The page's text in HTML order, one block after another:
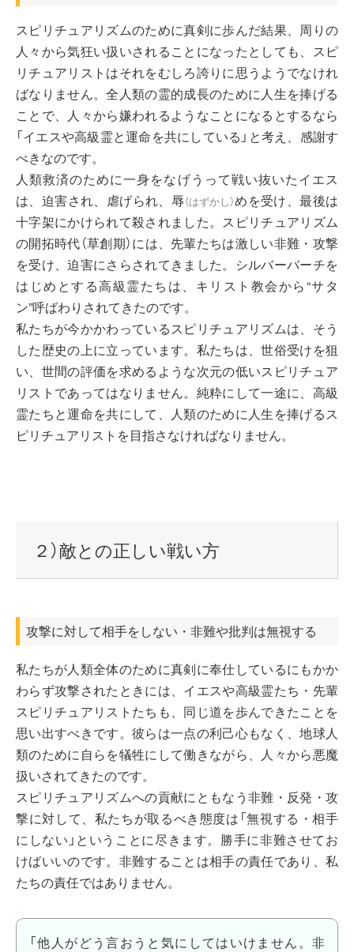
スピリチュアリズムのために真剣に歩んだ結果、周りの
人々から気狂い扱いされることになったとしても、スピ
リチュアリストはそれをむしろ誇りに思うようでなけれ
ばなりません。全人類の霊的成長のために人生を捧げる
ことで、人々から嫌われるようなことになるとするなら
「イエスや高級霊と運命を共にしている」と考え、感謝す
べきなのです。
人類救済のために一身をなげうって戦い抜いたイエス
は、迫害され、虐げられ、 辱（はずかし）めを受け、最後は
十字架にかけられて殺されました。スピリチュアリズム
の開拓時代（草創期）には、先輩たちは激しい非難・攻撃
を受け、迫害にさらされてきました。シルバーバーチを
はじめとする高級霊たちは、キリスト教会から“サタ
ン”呼ばわりされてきたのです。
私たちが今かかわっているスピリチュアリズムは、そう
した歴史の上に立っています。私たちは、世俗受けを狙
い、世間の評価を求めるような次元の低いスピリチュア
リストであってはなりません。純粋にして一途に、高級
霊たちと運命を共にして、人類のために人生を捧げるス
ピリチュアリストを目指さなければなりません。
２）敵との正しい戦い方
攻撃に対して相手をしない・非難や批判は無視する
私たちが人類全体のために真剣に奉仕しているにもかか
わらず攻撃されたときには、イエスや高級霊たち・先輩
スピリチュアリストたちも、同じ道を歩んできたことを
思い出すべきです。彼らは一点の利己心もなく、地球人
類のために自らを犠牲にして働きながら、人々から悪魔
扱いされてきたのです。
スピリチュアリズムへの貢献にともなう非難・反発・攻
撃に対して、私たちが取るべき態度は「無視する・相手
にしない」ということに尽きます。勝手に非難させてお
けばいいのです。非難することは相手の責任であり、私
たちの責任ではありません。
「他人がどう言おうと気にしてはいけません。非